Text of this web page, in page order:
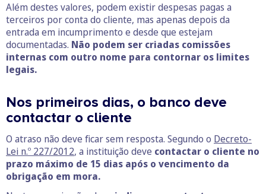
Além destes valores, podem existir despesas pagas a
terceiros por conta do cliente, mas apenas depois da
entrada em incumprimento e desde que estejam
documentadas. Não podem ser criadas comissões
internas com outro nome para contornar os limites
legais.
Nos primeiros dias, o banco deve
contactar o cliente
O atraso não deve ficar sem resposta. Segundo o Decreto-
Lei n.º 227/2012, a instituição deve contactar o cliente no
prazo máximo de 15 dias após o vencimento da
obrigação em mora.